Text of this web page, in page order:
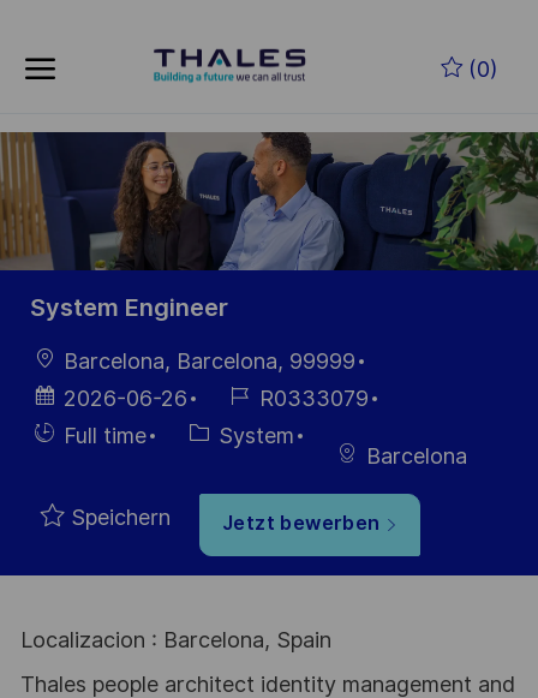
(0)
-
System Engineer
Ort
Barcelona, Barcelona, 99999
Datum der
Veröffentlichung
2026-06-26
Job-
ID
R0333079
Einstellunngstyp
Full time Kategorie
System
Barcelona
Speichern Jetzt bewerben
Localizacion : Barcelona, Spain
Thales people architect identity management and